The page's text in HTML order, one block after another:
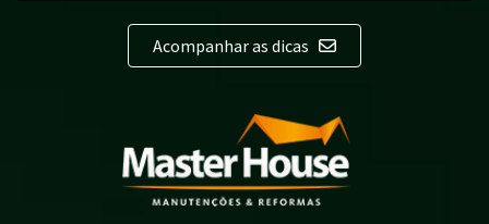
Acompanhar as dicas